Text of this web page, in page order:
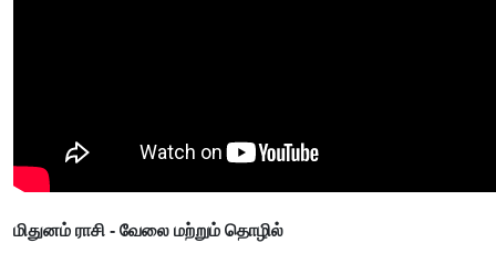
மிதுனம் ராசி - வேலை மற்றும் தொழில்